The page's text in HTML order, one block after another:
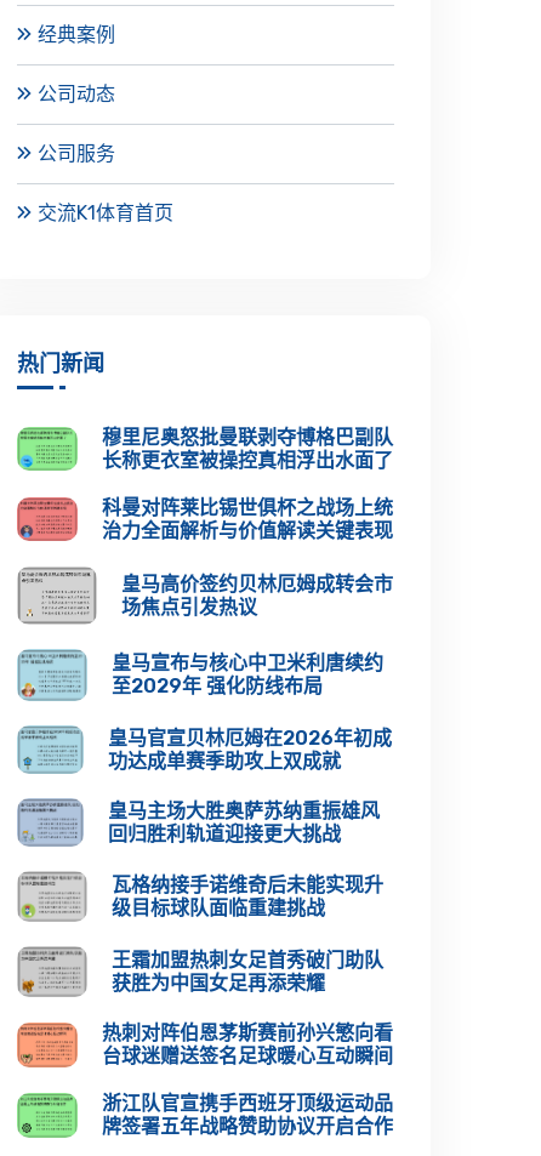
经典案例
公司动态
公司服务
交流K1体育首页
热门新闻
穆里尼奥怒批曼联剥夺博格巴副队
长称更衣室被操控真相浮出水面了
科曼对阵莱比锡世俱杯之战场上统
治力全面解析与价值解读关键表现
皇马高价签约贝林厄姆成转会市
场焦点引发热议
皇马宣布与核心中卫米利唐续约
至2029年 强化防线布局
皇马官宣贝林厄姆在2026年初成
功达成单赛季助攻上双成就
皇马主场大胜奥萨苏纳重振雄风
回归胜利轨道迎接更大挑战
瓦格纳接手诺维奇后未能实现升
级目标球队面临重建挑战
王霜加盟热刺女足首秀破门助队
获胜为中国女足再添荣耀
热刺对阵伯恩茅斯赛前孙兴慜向看
台球迷赠送签名足球暖心互动瞬间
浙江队官宣携手西班牙顶级运动品
牌签署五年战略赞助协议开启合作